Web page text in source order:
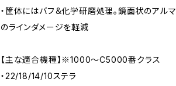
・筐体にはバフ＆化学研磨処理。鏡面状のアル
のラインダメージを軽減
【主な適合機種】※1000～C5000番クラス
・22/18/14/10ステラ